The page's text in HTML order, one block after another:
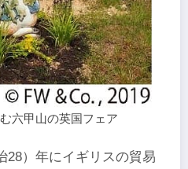
六甲山の英国フェア
28）年にイギリスの貿易